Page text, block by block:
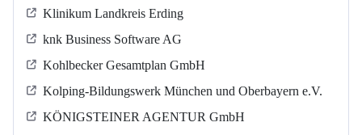
Klinikum Landkreis Erding
knk Business Software AG
Kohlbecker Gesamtplan GmbH
Kolping-Bildungswerk München und Oberbayern e.V.
KÖNIGSTEINER AGENTUR GmbH